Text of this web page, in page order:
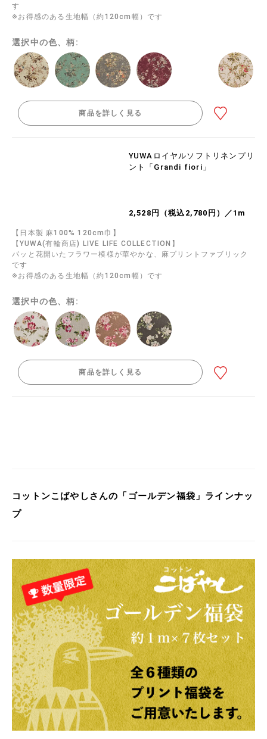
す
※お得感のある生地幅（約120cm幅）です
選択中の色、柄:
商品を詳しく見る
YUWAロイヤルソフトリネンプリ
ント「Grandi fiori」
2,528円（税込2,780円）／1m
【日本製 麻100% 120cm巾】
【YUWA(有輪商店) LIVE LIFE COLLECTION】
パッと花開いたフラワー模様が華やかな、麻プリントファブリック
です
※お得感のある生地幅（約120cm幅）です
選択中の色、柄:
商品を詳しく見る
コットンこばやしさんの「ゴールデン福袋」ラインナッ
プ